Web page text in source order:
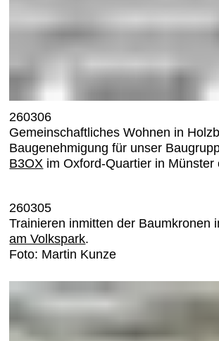
260306
Gemeinschaftliches Wohnen in
Baugenehmigung für unser
B3OX im Oxford-Quartier in Münster
260305
Trainieren inmitten der Baumkronen
am Volkspark.
Foto: Martin Kunze